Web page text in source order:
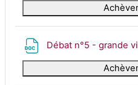
Débat n°5 - grande